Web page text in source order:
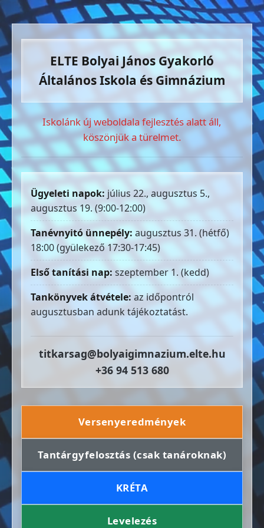
ELTE Bolyai János Gyakorló
Általános Iskola és Gimnázium
Iskolánk új weboldala fejlesztés alatt áll,
köszönjük a türelmet.
Ügyeleti napok: július 22., augusztus 5.,
augusztus 19. (9:00-12:00)
Tanévnyitó ünnepély: augusztus 31. (hétfő)
18:00 (gyülekező 17:30-17:45)
Első tanítási nap: szeptember 1. (kedd)
Tankönyvek átvétele: az időpontról
augusztusban adunk tájékoztatást.
titkarsag@bolyaigimnazium.elte.hu
+36 94 513 680
Versenyeredmények
Tantárgyfelosztás (csak tanároknak)
KRÉTA
Levelezés